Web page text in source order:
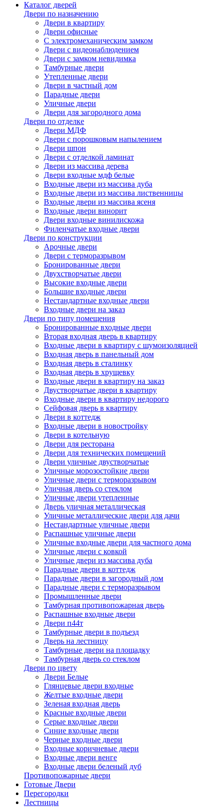
Каталог дверей
Двери по назначению
Двери в квартиру
Двери офисные
С электромеханическим замком
Двери с видеонаблюдением
Двери с замком невидимка
Тамбурные двери
Утепленные двери
Двери в частный дом
Парадные двери
Уличные двери
Двери для загородного дома
Двери по отделке
Двери МДФ
Двери с порошковым напылением
Двери шпон
Двери с отделкой ламинат
Двери из массива дерева
Двери входные мдф белые
Входные двери из массива дуба
Входные двери из массива лиственницы
Входные двери из массива ясеня
Входные двери винорит
Двери входные винилискожа
Филенчатые входные двери
Двери по конструкции
Арочные двери
Двери с терморазрывом
Бронированные двери
Двухстворчатые двери
Высокие входные двери
Большие входные двери
Нестандартные входные двери
Входные двери на заказ
Двери по типу помещения
Бронированные входные двери
Вторая входная дверь в квартиру
Входные двери в квартиру с шумоизоляцией
Входная дверь в панельный дом
Входная дверь в сталинку
Входная дверь в хрущевку
Входные двери в квартиру на заказ
Двустворчатые двери в квартиру
Входные двери в квартиру недорого
Сейфовая дверь в квартиру
Двери в коттедж
Входные двери в новостройку
Двери в котельную
Двери для ресторана
Двери для технических помещений
Двери уличные двустворчатые
Уличные морозостойкие двери
Уличные двери с терморазрывом
Уличная дверь со стеклом
Уличные двери утепленные
Дверь уличная металлическая
Уличные металлические двери для дачи
Нестандартные уличные двери
Распашные уличные двери
Уличные входные двери для частного дома
Уличные двери с ковкой
Уличные двери из массива дуба
Парадные двери в коттедж
Парадные двери в загородный дом
Парадные двери с терморазрывом
Промышленные двери
Тамбурная противопожарная дверь
Распашные входные двери
Двери п44т
Тамбурные двери в подъезд
Дверь на лестницу
Тамбурные двери на площадку
Тамбурная дверь со стеклом
Двери по цвету
Двери Белые
Глянцевые двери входные
Желтые входные двери
Зеленая входная дверь
Красные входные двери
Серые входные двери
Синие входные двери
Черные входные двери
Входные коричневые двери
Входные двери венге
Входные двери беленый дуб
Противопожарные двери
Готовые Двери
Перегородки
Лестницы